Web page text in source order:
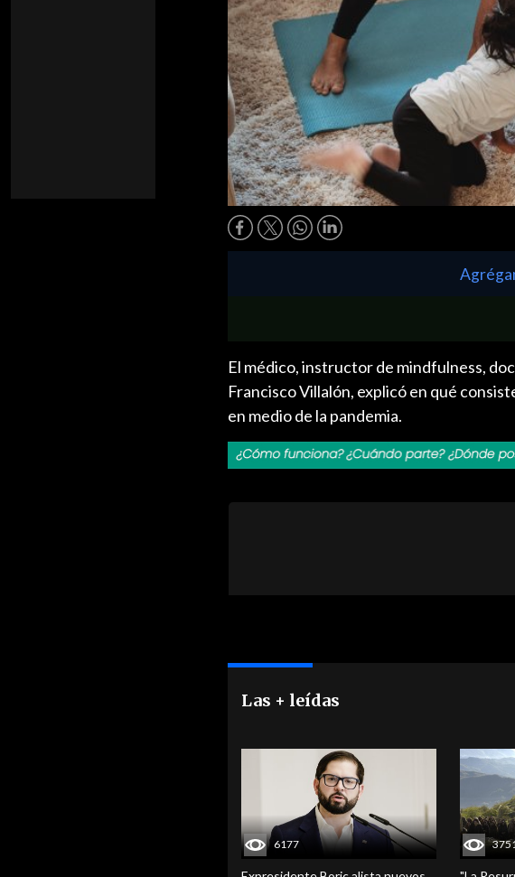
El médico, instructor de mindfulness,
Francisco Villalón, explicó en qué
en medio de la pandemia.
Las + leídas
6177 3751